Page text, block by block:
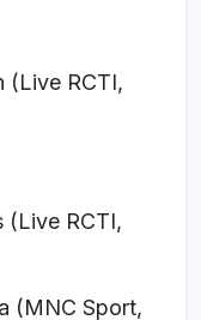
(Live RCTI,
(Live RCTI,
(MNC Sport,